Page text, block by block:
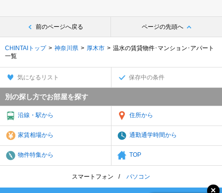
前のページへ戻る ページの先頭へ
CHINTAIトップ 神奈川県 厚木市
温水の賃貸物件･マンション･アパート
一覧
気になるリスト 保存中の条件
別の探し方でお部屋を探す
沿線・駅から 住所から
家賃相場から 通勤通学時間から
物件特集から TOP
スマートフォン パソコン